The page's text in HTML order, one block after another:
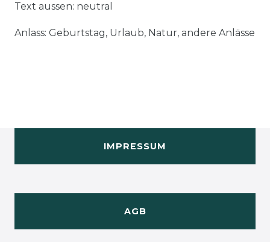
Text aussen: neutral
Anlass: Geburtstag, Urlaub, Natur, andere Anlässe
IMPRESSUM
AGB